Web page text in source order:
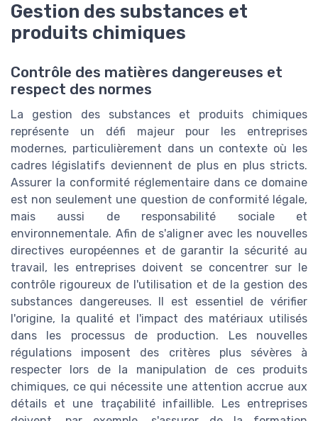
Gestion des substances et
produits chimiques
Contrôle des matières dangereuses et
respect des normes
La gestion des substances et produits chimiques
représente un défi majeur pour les entreprises
modernes, particulièrement dans un contexte où les
cadres législatifs deviennent de plus en plus stricts.
Assurer la conformité réglementaire dans ce domaine
est non seulement une question de conformité légale,
mais aussi de responsabilité sociale et
environnementale. Afin de s'aligner avec les nouvelles
directives européennes et de garantir la sécurité au
travail, les entreprises doivent se concentrer sur le
contrôle rigoureux de l'utilisation et de la gestion des
substances dangereuses. Il est essentiel de vérifier
l'origine, la qualité et l'impact des matériaux utilisés
dans les processus de production. Les nouvelles
régulations imposent des critères plus sévères à
respecter lors de la manipulation de ces produits
chimiques, ce qui nécessite une attention accrue aux
détails et une traçabilité infaillible. Les entreprises